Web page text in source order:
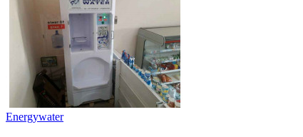
Energywater